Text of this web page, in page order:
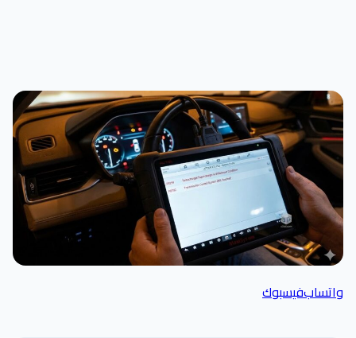
واتسابفيسبوك